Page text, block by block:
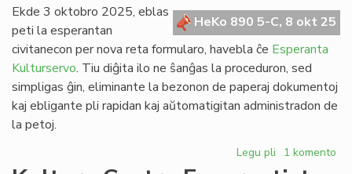
rusa,
israela,
eĉ
itala
HeKo 890 5-C, 8 okt 25
Ekde 3 oktobro 2025, eblas
peti la esperantan
civitanecon per nova reta formularo, havebla ĉe Esperanta
Kulturservo. Tiu diĝita ilo ne ŝanĝas la proceduron, sed
simpligas ĝin, eliminante la bezonon de paperaj dokumentoj
kaj ebligante pli rapidan kaj aŭtomatigitan administradon de
la petoj.
Legu pli pri
Reta
1 komento